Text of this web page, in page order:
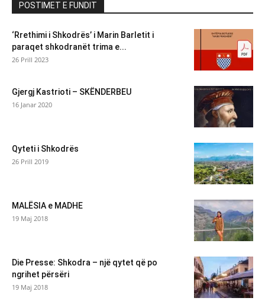
POSTIMET E FUNDIT
‘Rrethimi i Shkodrës’ i Marin Barletit i
paraqet shkodranët trima e...
26 Prill 2023
Gjergj Kastrioti – SKËNDERBEU
16 Janar 2020
Qyteti i Shkodrës
26 Prill 2019
MALËSIA e MADHE
19 Maj 2018
Die Presse: Shkodra – një qytet që po
ngrihet përsëri
19 Maj 2018